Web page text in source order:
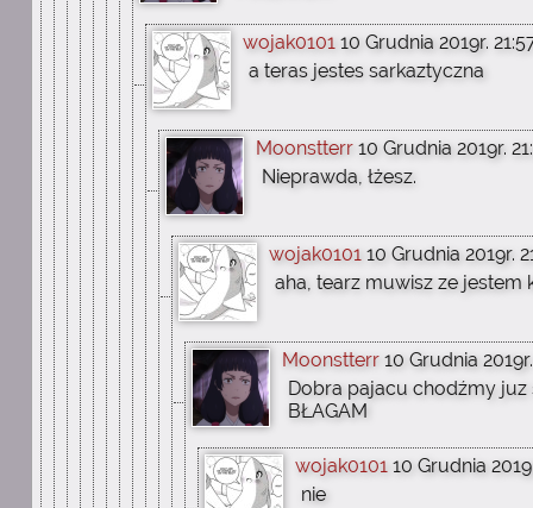
wojak0101 10 Grudnia 2019r.
a teras jestes sarkaztyczna
Moonstterr 10 Grudnia 2019r.
Nieprawda, łżesz.
wojak0101 10 Grudnia 2019r.
aha, tearz muwisz ze jestem
Moonstterr 10 Grudnia
Dobra pajacu chodźmy juz
BŁAGAM
wojak0101 10 Grudnia
nie